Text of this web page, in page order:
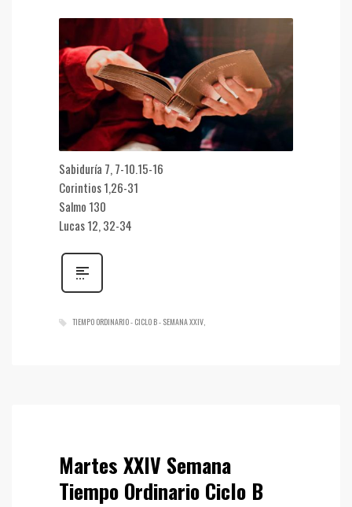
Sabiduría 7, 7-10.15-16
Corintios 1,26-31
Salmo 130
Lucas 12, 32-34
TIEMPO ORDINARIO - CICLO B - SEMANA XXIV
Martes XXIV Semana
Tiempo Ordinario Ciclo B